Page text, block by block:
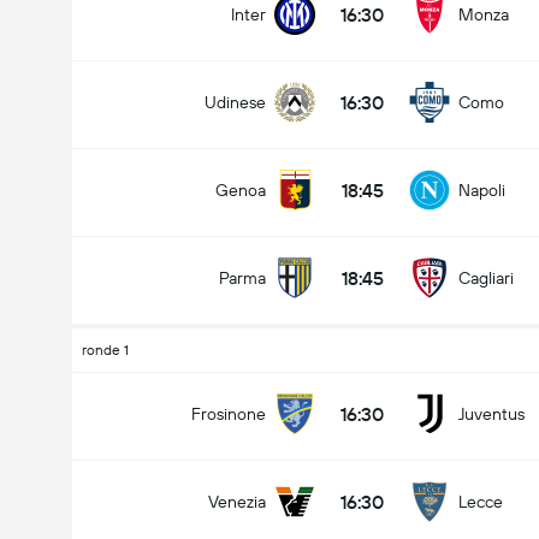
Inter 16:30 Monza
Udinese 16:30 Como
Genoa 18:45 Napoli
Parma 18:45 Cagliari
ronde 1
Frosinone 16:30 Juventus
Venezia 16:30 Lecce